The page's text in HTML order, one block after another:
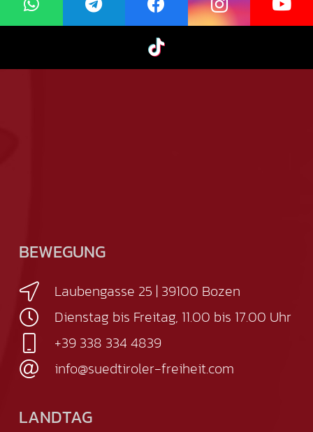
BEWEGUNG
Laubengasse 25 | 39100 Bozen
Dienstag bis Freitag, 11.00 bis 17.00 Uhr
+39 338 334 4839
info@suedtiroler-freiheit.com
LANDTAG